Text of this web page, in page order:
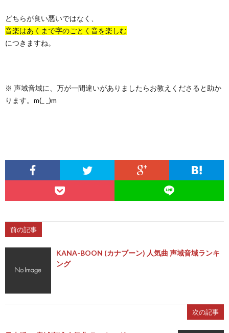
どちらが良い悪いではなく、
音楽はあくまで字のごとく音を楽しむ
につきますね。
※ 声域音域に、万が一間違いがありましたらお教えくださると助か
ります。m(_ _)m
前の記事
KANA-BOON (カナブーン) 人気曲 声域音域ランキ
ング
次の記事